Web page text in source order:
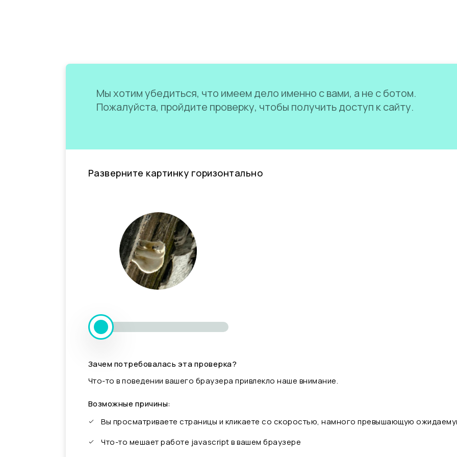
Мы хотим убедиться, что имеем дело именно с вами, а не с ботом.
Пожалуйста, пройдите проверку, чтобы получить доступ к сайту.
Разверните картинку горизонтально
Зачем потребовалась эта проверка?
Что-то в поведении вашего браузера привлекло наше внимание.
Возможные причины:
Вы просматриваете страницы и кликаете со скоростью, намного превышающую
Что-то мешает работе javascript в вашем браузере